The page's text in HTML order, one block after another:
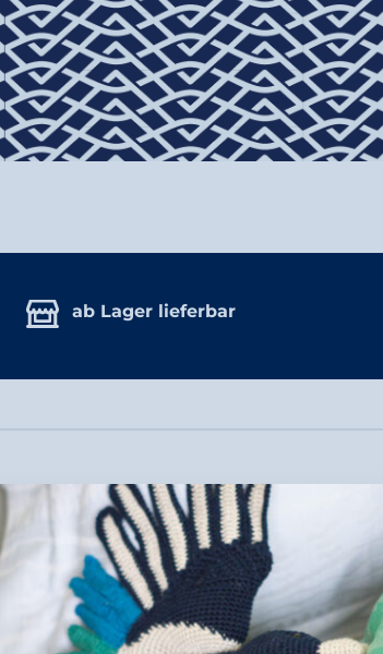
ab Lager lieferbar